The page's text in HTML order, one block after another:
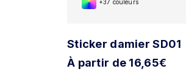
+37 couleurs
Sticker damier SD01
À partir de 16,65€